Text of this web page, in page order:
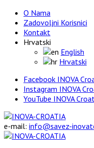
O Nama
Zadovoljni Korisnici
Kontakt
Hrvatski
English
Hrvatski
Facebook INOVA
Instagram INOVA
YouTube INOVA
e-mail: info@savez-